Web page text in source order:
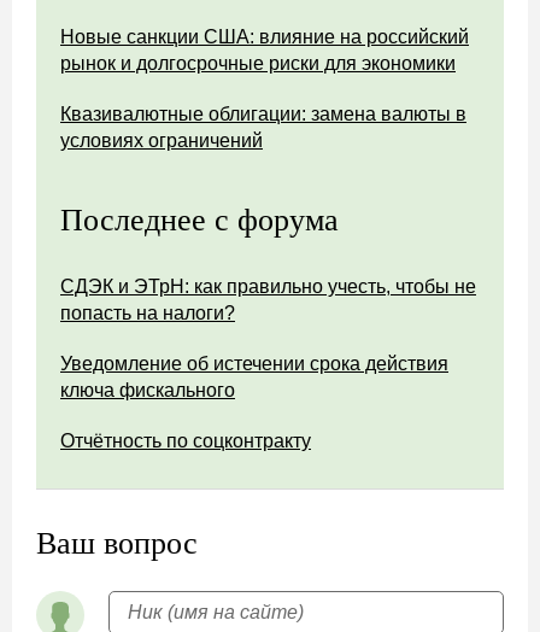
Новые санкции США: влияние на российский
рынок и долгосрочные риски для экономики
Квазивалютные облигации: замена валюты в
условиях ограничений
Последнее с форума
СДЭК и ЭТрН: как правильно учесть, чтобы не
попасть на налоги?
Уведомление об истечении срока действия
ключа фискального
Отчётность по соцконтракту
Ваш вопрос